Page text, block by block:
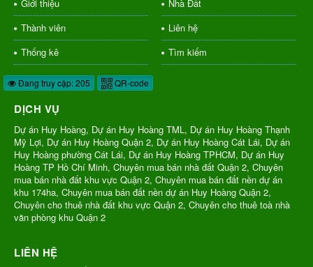
Giới thiệu
Nhà Đất
Thành viên
Liên hệ
Thống kê
Tìm kiếm
Đang truy cập: 205 QR-code
DỊCH VỤ
Dự án Huy Hoàng, Dự án Huy Hoàng TML, Dự án Huy Hoàng Thạnh
Mỹ Lợi, Dự án Huy Hoàng Quận 2, Dự án Huy Hoàng Cát Lái, Dự án
Huy Hoàng phường Cát Lái, Dự án Huy Hoàng TPHCM, Dự án Huy
Hoàng TP Hồ Chí Minh, Chuyên mua bán nhà đất Quận 2, Chuyên
mua bán nhà đất khu vực Quận 2, Chuyên mua bán đất nền dự án
khu 174ha, Chuyên mua bán đất nền dự án Huy Hoàng Quận 2,
Chuyên cho thuê nhà đất khu vực Quận 2, Chuyên cho thuê toà nhà
văn phòng khu Quận 2
LIÊN HỆ